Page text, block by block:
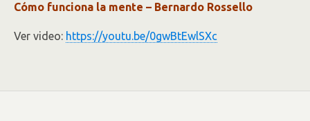
Cómo funciona la mente – Bernardo Rossello
Ver video: https://youtu.be/0gwBtEwlSXc